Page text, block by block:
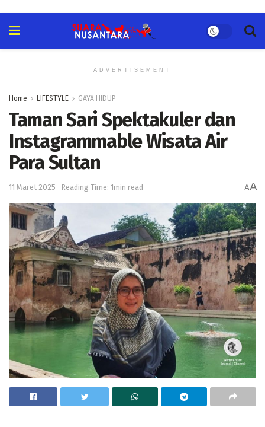
ADVERTISEMENT
Home LIFESTYLE GAYA HIDUP
Taman Sari Spektakuler dan
Instagrammable Wisata Air
Para Sultan
11 Maret 2025 Reading Time: 1min read AA